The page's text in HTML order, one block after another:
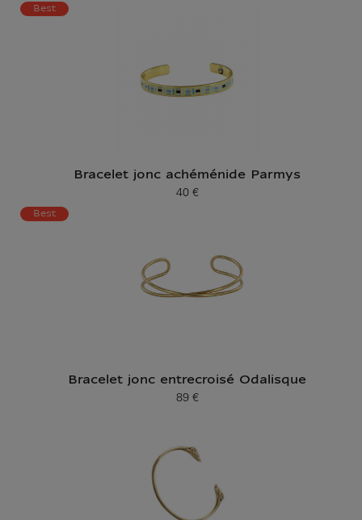
Best
Bracelet jonc achéménide Parmys
Prix ​​actuel
40 €
Best
Bracelet jonc entrecroisé Odalisque
Prix ​​actuel
89 €